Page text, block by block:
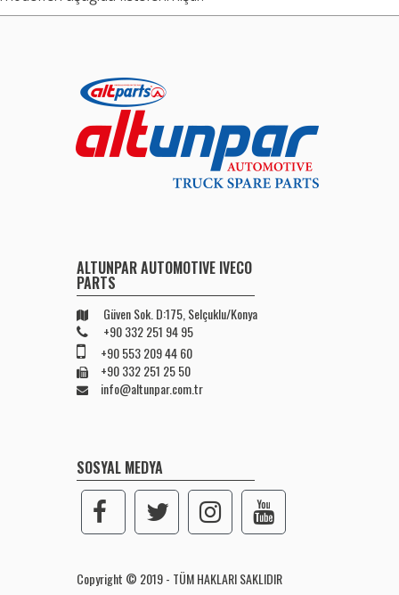
ALTUNPAR AUTOMOTIVE IVECO
PARTS
Güven Sok. D:175, Selçuklu/Konya
+90 332 251 94 95
+90 553 209 44 60
+90 332 251 25 50
info@altunpar.com.tr
SOSYAL MEDYA
Copyright © 2019 - TÜM HAKLARI SAKLIDIR